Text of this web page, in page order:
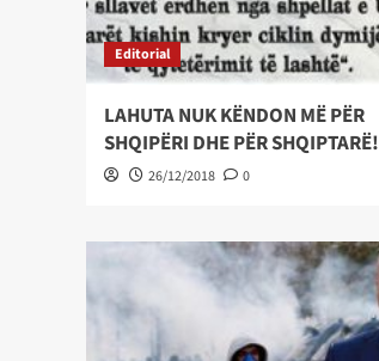
Editorial
LAHUTA NUK KËNDON MË PËR
SHQIPËRI DHE PËR SHQIPTARË!
26/12/2018 0